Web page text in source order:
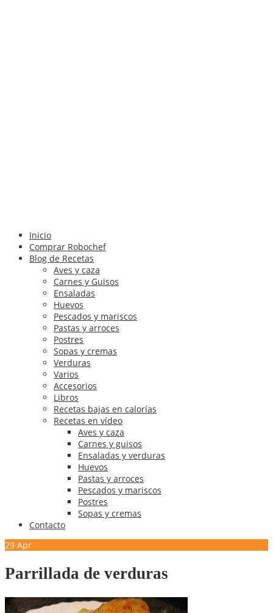
Inicio
Comprar Robochef
Blog de Recetas
Aves y caza
Carnes y Guisos
Ensaladas
Huevos
Pescados y mariscos
Pastas y arroces
Postres
Sopas y cremas
Verduras
Varios
Accesorios
Libros
Recetas bajas en calorías
Recetas en vídeo
Aves y caza
Carnes y guisos
Ensaladas y verduras
Huevos
Pastas y arroces
Pescados y mariscos
Postres
Sopas y cremas
Contacto
29 Apr
Parrillada de verduras